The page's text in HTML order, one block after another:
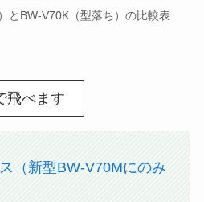
とBW-V70K（型落ち）の比較表
飛べます
（新型BW-V70Mにのみ